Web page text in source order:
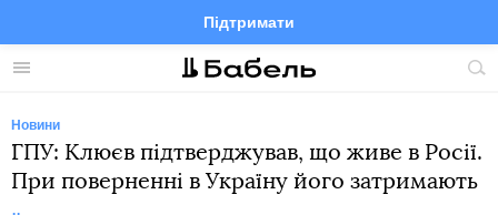
Меню
Підтримати
FacebookTelegramTwitter
Новини
ГПУ: Клюєв підтверджував, що живе в Росії.
При поверненні в Україну його затримають